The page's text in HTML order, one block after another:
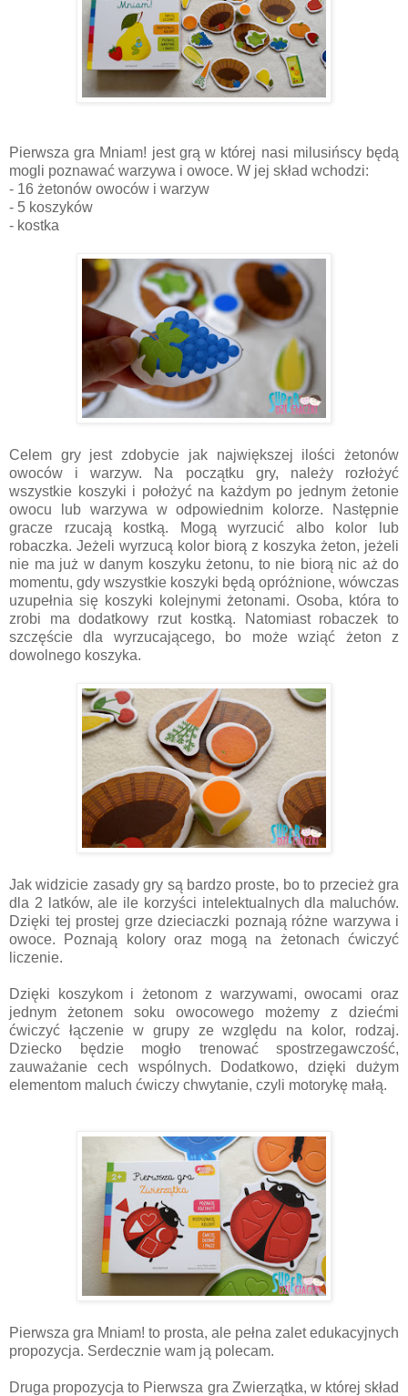
Pierwsza gra Mniam! jest grą w której nasi milusińscy będą
mogli poznawać warzywa i owoce. W jej skład wchodzi:
- 16 żetonów owoców i warzyw
- 5 koszyków
- kostka
Celem gry jest zdobycie jak największej ilości żetonów
owoców i warzyw. Na początku gry, należy rozłożyć
wszystkie koszyki i położyć na każdym po jednym żetonie
owocu lub warzywa w odpowiednim kolorze. Następnie
gracze rzucają kostką. Mogą wyrzucić albo kolor lub
robaczka. Jeżeli wyrzucą kolor biorą z koszyka żeton, jeżeli
nie ma już w danym koszyku żetonu, to nie biorą nic aż do
momentu, gdy wszystkie koszyki będą opróżnione, wówczas
uzupełnia się koszyki kolejnymi żetonami. Osoba, która to
zrobi ma dodatkowy rzut kostką. Natomiast robaczek to
szczęście dla wyrzucającego, bo może wziąć żeton z
dowolnego koszyka.
Jak widzicie zasady gry są bardzo proste, bo to przecież gra
dla 2 latków, ale ile korzyści intelektualnych dla maluchów.
Dzięki tej prostej grze dzieciaczki poznają różne warzywa i
owoce. Poznają kolory oraz mogą na żetonach ćwiczyć
liczenie.
Dzięki koszykom i żetonom z warzywami, owocami oraz
jednym żetonem soku owocowego możemy z dziećmi
ćwiczyć łączenie w grupy ze względu na kolor, rodzaj.
Dziecko będzie mogło trenować spostrzegawczość,
zauważanie cech wspólnych. Dodatkowo, dzięki dużym
elementom maluch ćwiczy chwytanie, czyli motorykę małą.
Pierwsza gra Mniam! to prosta, ale pełna zalet edukacyjnych
propozycja. Serdecznie wam ją polecam.
Druga propozycja to Pierwsza gra Zwierzątka, w której skład